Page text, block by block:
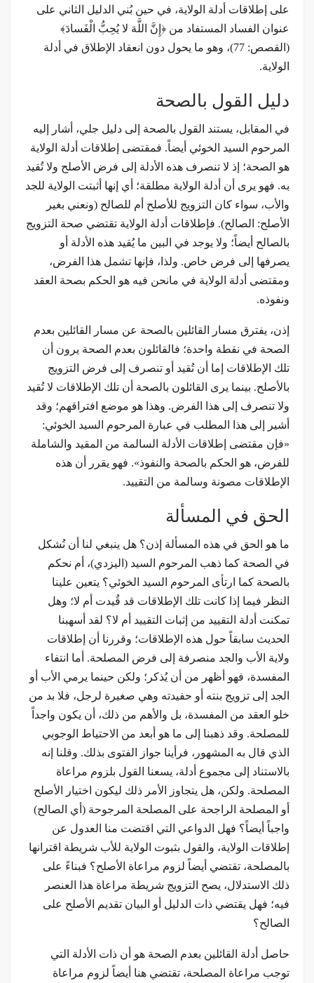
على إطلاقات أدلة الولاية، في حين بُني الدليل الثاني على
عنوان الفساد المستفاد من ﴿إِنَّ اللَّهَ لا يُحِبُّ الْفَسادَ﴾
(القصص: 77)، وهو ما يحول دون انعقاد الإطلاق في أدلة
الولاية.
دليل القول بالصحة
في المقابل، يستند القول بالصحة إلى دليل جلي، أشار إليه
المرحوم السيد الخوئي أيضاً. فمقتضى إطلاقات أدلة الولاية
هو الصحة؛ إذ لا تنصرف هذه الأدلة إلى فرض الأصلح ولا تُقيد
به. فهو يرى أن أدلة الولاية مطلقة؛ أي إنها أثبتت الولاية للجد
والأب، سواء كان التزويج للأصلح أم للصالح (ونعني بغير
الأصلح: الصالح). فإطلاقات أدلة الولاية تقتضي صحة التزويج
بالصالح أيضاً؛ ولا يوجد في البين ما يُقيد هذه الأدلة أو
يصرفها إلى فرض خاص. ولذا، فإنها تشمل هذا الفرض،
ومقتضى أدلة الولاية في مانحن فيه هو الحكم بصحة العقد
ونفوذه.
إذن، يفترق مسار القائلين بالصحة عن مسار القائلين بعدم
الصحة في نقطة واحدة؛ فالقائلون بعدم الصحة يرون أن
تلك الإطلاقات إما أن تُقيد أو تنصرف إلى فرض التزويج
بالأصلح. بينما يرى القائلون بالصحة أن تلك الإطلاقات لا تُقيد
ولا تنصرف إلى هذا الفرض. وهذا هو موضع افتراقهم؛ وقد
أشير إلى هذا المطلب في عبارة المرحوم السيد الخوئي:
«فإن مقتضى إطلاقات الأدلة السالمة من المقيد والشاملة
للفرض، هو الحكم بالصحة والنفوذ». فهو يقرر أن هذه
الإطلاقات مصونة وسالمة من التقييد.
الحق في المسألة
ما هو الحق في هذه المسألة إذن؟ هل ينبغي لنا أن نُشكل
في الصحة كما ذهب المرحوم السيد (اليزدي)، أم نحكم
بالصحة كما ارتأى المرحوم السيد الخوئي؟ يتعين علينا
النظر فيما إذا كانت تلك الإطلاقات قد قُيدت أم لا؛ وهل
تمكنت أدلة التقييد من إثبات التقييد أم لا؟ لقد أسهبنا
الحديث سابقاً حول هذه الإطلاقات؛ وقررنا أن إطلاقات
ولاية الأب والجد منصرفة إلى فرض المصلحة. أما انتفاء
المفسدة، فهو أظهر من أن يُذكر؛ ولكن حينما يرمي الأب أو
الجد إلى تزويج بنته أو حفيدته وهي صغيرة لرجل، فلا بد من
خلو العقد من المفسدة، بل والأهم من ذلك، أن يكون واجداً
للمصلحة. وقد ذهبنا إلى ما هو أبعد من الاحتياط الوجوبي
الذي قال به المشهور، فرأينا جواز الفتوى بذلك. وقلنا إنه
بالاستناد إلى مجموع أدلة، يسعنا القول بلزوم مراعاة
المصلحة. ولكن، هل يتجاوز الأمر ذلك ليكون اختيار الأصلح
أو المصلحة الراجحة على المصلحة المرجوحة (أي الصالح)
واجباً أيضاً؟ فهل الدواعي التي اقتضت منا العدول عن
إطلاقات الولاية، والقول بثبوت الولاية للأب شريطة اقترانها
بالمصلحة، تقتضي أيضاً لزوم مراعاة الأصلح؟ فبناءً على
ذلك الاستدلال، يصح التزويج شريطة مراعاة هذا العنصر
فيه؛ فهل يقتضي ذات الدليل أو البيان تقديم الأصلح على
الصالح؟
حاصل أدلة القائلين بعدم الصحة هو أن ذات الأدلة التي
توجب مراعاة المصلحة، تقتضي هنا أيضاً لزوم مراعاة